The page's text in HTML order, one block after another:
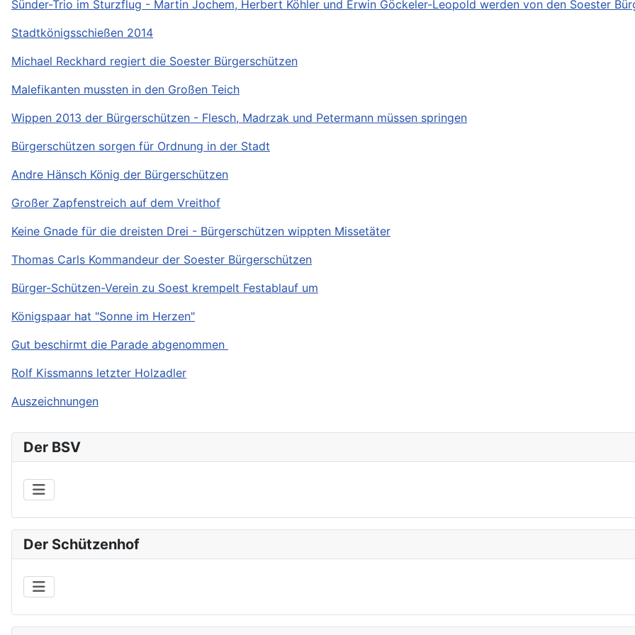
Der BSV
Der Schützenhof
Sünder-Trio im Sturzflug - Martin Jochem, Herbert Köhler und Erwin Göckeler-Leopold werden von den Soester
Stadtkönigsschießen 2014
Michael Reckhard regiert die Soester Bürgerschützen
Malefikanten mussten in den Großen Teich
Wippen 2013 der Bürgerschützen - Flesch, Madrzak und Petermann müssen springen
Bürgerschützen sorgen für Ordnung in der Stadt
Andre Hänsch König der Bürgerschützen
Großer Zapfenstreich auf dem Vreithof
Keine Gnade für die dreisten Drei - Bürgerschützen wippten Missetäter
Thomas Carls Kommandeur der Soester Bürgerschützen
Bürger-Schützen-Verein zu Soest krempelt Festablauf um
Königspaar hat "Sonne im Herzen"
Gut beschirmt die Parade abgenommen
Rolf Kissmanns letzter Holzadler
Auszeichnungen